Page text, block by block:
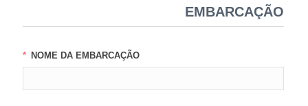
EMBARCAÇÃO
NOME DA EMBARCAÇÃO